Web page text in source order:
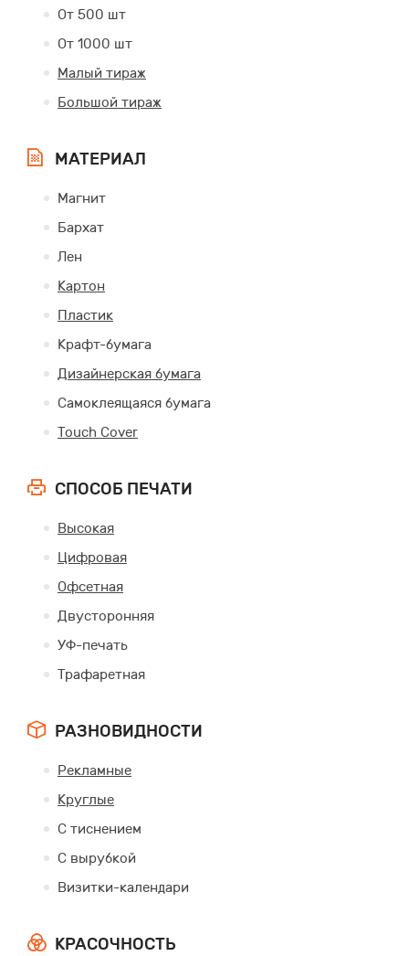
От 500 шт
От 1000 шт
Малый тираж
Большой тираж
МАТЕРИАЛ
Магнит
Бархат
Лен
Картон
Пластик
Крафт-бумага
Дизайнерская бумага
Самоклеящаяся бумага
Touch Cover
СПОСОБ ПЕЧАТИ
Высокая
Цифровая
Офсетная
Двусторонняя
УФ-печать
Трафаретная
РАЗНОВИДНОСТИ
Рекламные
Круглые
С тиснением
С вырубкой
Визитки-календари
КРАСОЧНОСТЬ